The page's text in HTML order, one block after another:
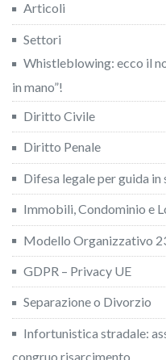
Articoli
Settori
Whistleblowing: ecco il
in mano”!
Diritto Civile
Diritto Penale
Difesa legale per guida
Immobili, Condominio e
Modello Organizzativo
GDPR – Privacy UE
Separazione o Divorzio
Infortunistica stradale:
congruo risarcimento